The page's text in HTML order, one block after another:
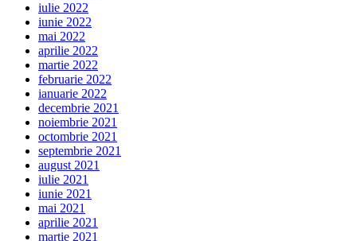
iulie 2022
iunie 2022
mai 2022
aprilie 2022
martie 2022
februarie 2022
ianuarie 2022
decembrie 2021
noiembrie 2021
octombrie 2021
septembrie 2021
august 2021
iulie 2021
iunie 2021
mai 2021
aprilie 2021
martie 2021